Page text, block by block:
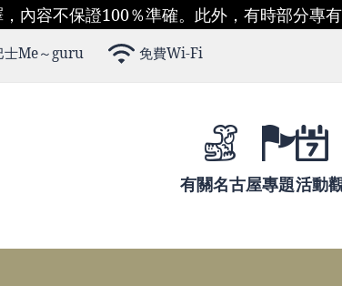
內容不保證100％準確。此外，有時部分專
士Me～guru 免費Wi-Fi
有關名古屋專題活動